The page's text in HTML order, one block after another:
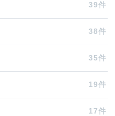
39件
38件
35件
19件
17件